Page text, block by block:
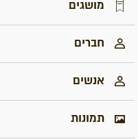
מושגים
חברים
אנשים
תמונות